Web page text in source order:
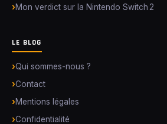
Mon verdict sur la Nintendo Switch 2
LE BLOG
Qui sommes-nous ?
Contact
Mentions légales
Confidentialité